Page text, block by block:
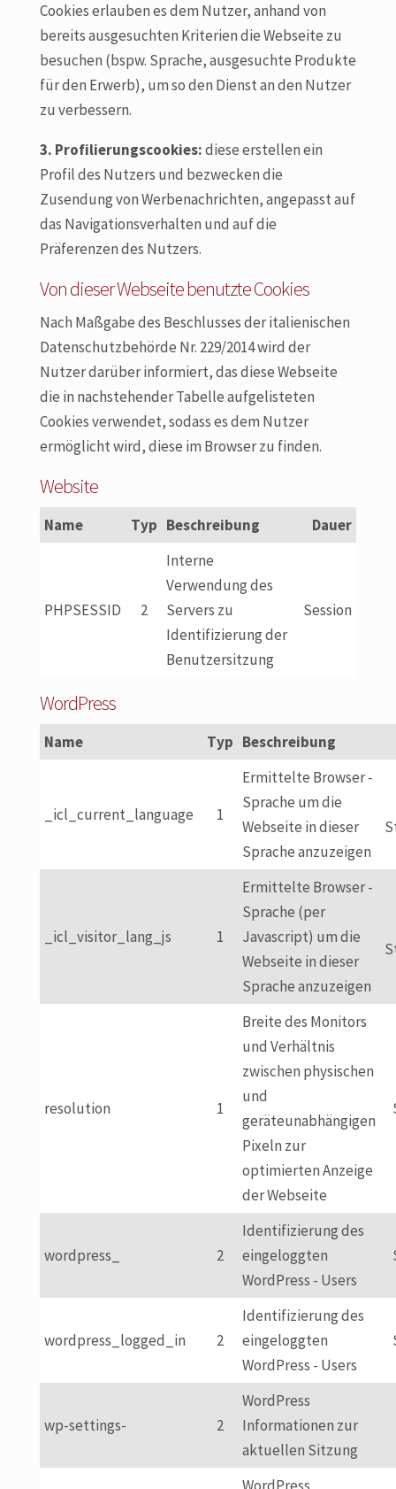
Cookies erlauben es dem Nutzer, anhand von
bereits ausgesuchten Kriterien die Webseite zu
besuchen (bspw. Sprache, ausgesuchte Produkte
für den Erwerb), um so den Dienst an den Nutzer
zu verbessern.
3. Profilierungscookies:diese erstellen ein
Profil des Nutzers und bezwecken die
Zusendung von Werbenachrichten, angepasst auf
das Navigationsverhalten und auf die
Präferenzen des Nutzers.
Von dieser Webseite benutzte Cookies
Nach Maßgabe des Beschlusses der italienischen
Datenschutzbehörde Nr. 229/2014 wird der
Nutzer darüber informiert, das diese Webseite
die in nachstehender Tabelle aufgelisteten
Cookies verwendet, sodass es dem Nutzer
ermöglicht wird, diese im Browser zu finden.
Website
Name Typ Beschreibung Dauer
PHPSESSID 2
Interne
Verwendung des
Servers zu
Identifizierung der
Benutzersitzung
Session
WordPress
Name Typ Beschreibung
_icl_current_language 1
Ermittelte Browser -
Sprache um die
Webseite in dieser
Sprache anzuzeigen
_icl_visitor_lang_js 1
Ermittelte Browser -
Sprache (per
Javascript) um die
Webseite in dieser
Sprache anzuzeigen
resolution 1
Breite des Monitors
und Verhältnis
zwischen physischen
und
geräteunabhängigen
Pixeln zur
optimierten Anzeige
der Webseite
wordpress_ 2
Identifizierung des
eingeloggten
WordPress - Users
wordpress_logged_in 2
Identifizierung des
eingeloggten
WordPress - Users
wp-settings- 2
WordPress
Informationen zur
aktuellen Sitzung